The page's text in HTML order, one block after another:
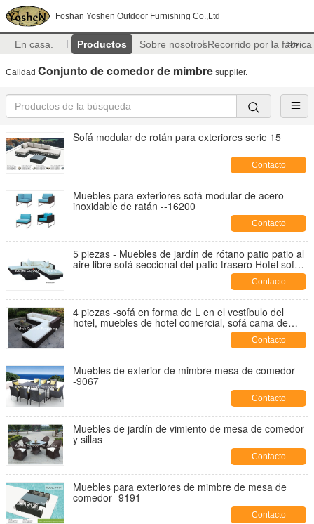
Foshan Yoshen Outdoor Furnishing Co.,Ltd
En casa. Productos Sobre nosotrosRecorrido por la fábrica
>>
Calidad Conjunto de comedor de mimbre supplier.
Sofá modular de rotán para exteriores serie 15
Contacto
Muebles para exteriores sofá modular de acero
inoxidable de ratán --16200
Contacto
5 piezas - Muebles de jardín de rótano patio patio al
aire libre sofá seccional del patio trasero Hotel sofá
Contacto
4 piezas -sofá en forma de L en el vestíbulo del
hotel, muebles de hotel comercial, sofá cama de
Contacto
Muebles de exterior de mimbre mesa de comedor-
-9067
Contacto
Muebles de jardín de vimiento de mesa de comedor
y sillas
Contacto
Muebles para exteriores de mimbre de mesa de
comedor--9191
Contacto